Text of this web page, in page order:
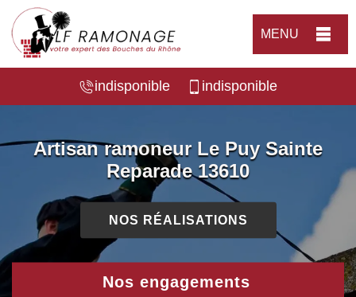
MENU
indisponible indisponible
Artisan ramoneur Le Puy Sainte
Reparade 13610
NOS RÉALISATIONS
Nos engagements